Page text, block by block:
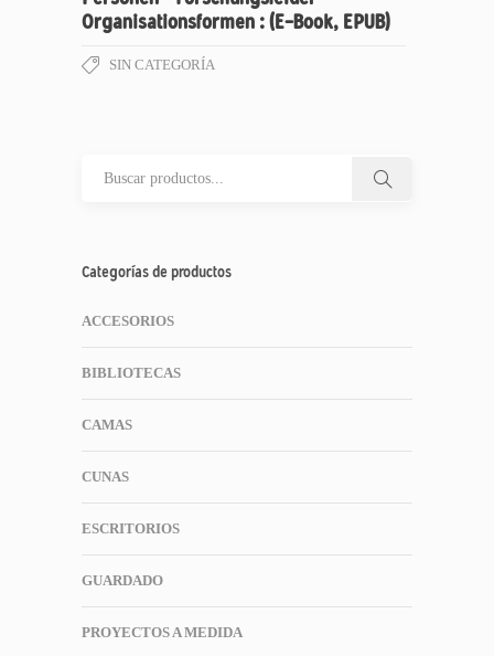
Organisationsformen : (E-Book, EPUB)
SIN CATEGORÍA
Categorías de productos
ACCESORIOS
BIBLIOTECAS
CAMAS
CUNAS
ESCRITORIOS
GUARDADO
PROYECTOS A MEDIDA